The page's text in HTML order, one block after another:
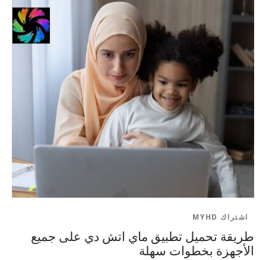
اشتراك MYHD
طريقة تحميل تطبيق ماي اتش دي على جميع
الأجهزة بخطوات سهلة